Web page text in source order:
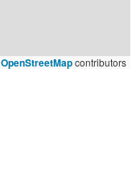
OpenStreetMapcontributors